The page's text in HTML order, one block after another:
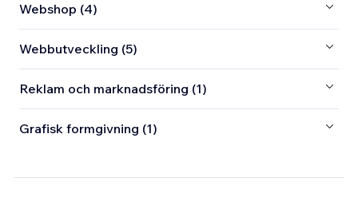
Webshop (4)
Webbutveckling (5)
Reklam och marknadsföring (1)
Grafisk formgivning (1)